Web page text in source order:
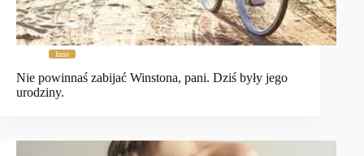
Inne
Nie powinnaś zabijać Winstona, pani. Dziś były jego
urodziny.